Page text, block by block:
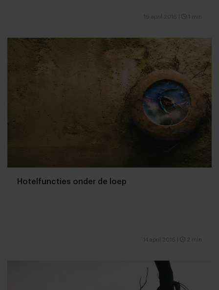
19 april 2016 1 min
Hotelfuncties onder de loep
14 april 2016 2 min